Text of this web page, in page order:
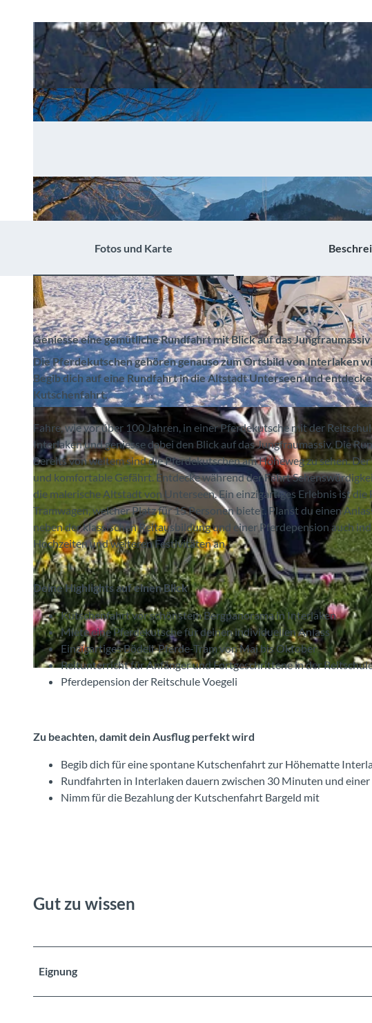
© Reitschule Voegeli, Interlaken Tourismus |CC-BY-SA
Fotos und Karte
Geniesse eine gemütliche Rundfahrt mit Blick auf das Jungfraumassiv
Die Pferdekutschen gehören genauso zum Ortsbild von Interlaken
Begib dich auf eine Rundfahrt in die Altstadt Unterseen und
Kutschenfahrt.
Fahre, wie vor über 100 Jahren, in einer Pferdekutsche mit der
Interlaken und geniesse dabei den Blick auf das Jungfraumassiv. Die
Bereits von weitem sind die Pferdekutschen am Höheweg zu sehen.
und komfortable Gefährt. Entdecke während der Fahrt
die malerische Altstadt von Unterseen. Ein einzigartiges Erlebnis ist
Tramwagen, welcher Platz für 15 Personen bietet. Planst du einen
neben der klassischen Reitausbildung und einer Pferdepension auch
Hochzeiten und weiteren Festivitäten an.
Deine Highlights auf einen Blick
Kutschenfahrt vor schönstem Bergpanorama in Interlaken
Miete eine Pferdekutsche für deinen individuellen Anlass
Einzigartiges Bödeli-Pferde-Tram von Mai bis Oktober
Reitunterricht für Anfänger und Fortgeschrittene in der
Pferdepension der Reitschule Voegeli
Zu beachten, damit dein Ausflug perfekt wird
Begib dich für eine spontane Kutschenfahrt zur Höhematte
Rundfahrten in Interlaken dauern zwischen 30 Minuten und einer
Nimm für die Bezahlung der Kutschenfahrt Bargeld mit
Gut zu wissen
Eignung